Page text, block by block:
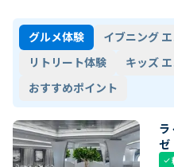
グルメ体験
イブニング
リトリート体験
キッズ
おすすめポイント
ラ
ゼ
check